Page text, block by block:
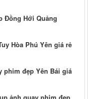
Đồng Hới Quảng
Hòa Phú Yên giá rẻ
phim đẹp Yên Bái giá